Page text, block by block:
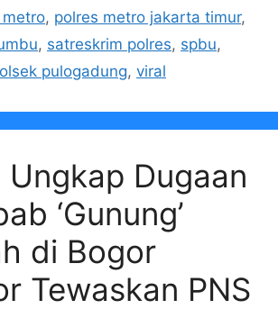
, polres metro jakarta timur,
, satreskrim polres, spbu,
pulogadung, viral
Ungkap Dugaan
‘Gunung’
di Bogor
Tewaskan PNS